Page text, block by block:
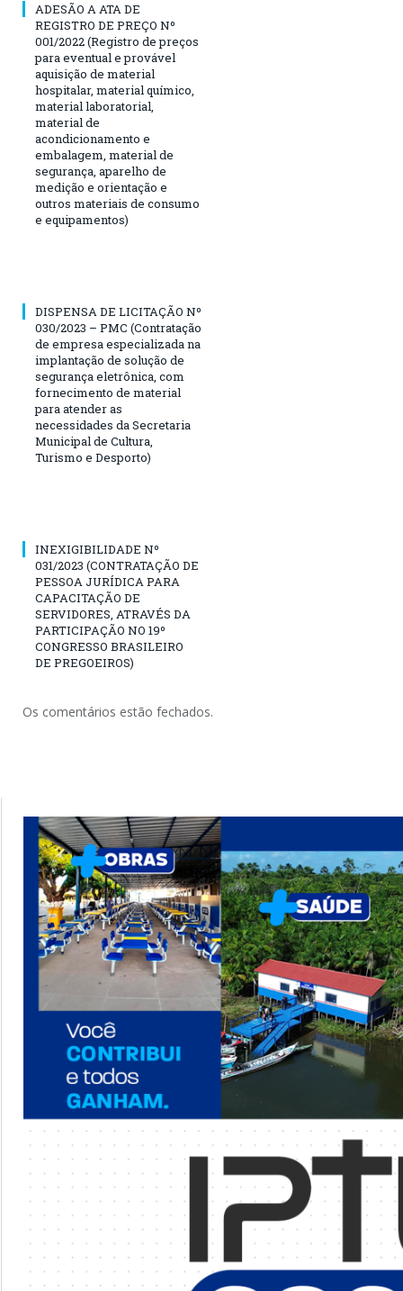
ADESÃO A ATA DE
REGISTRO DE PREÇO Nº
001/2022 (Registro de preços
para eventual e provável
aquisição de material
hospitalar, material químico,
material laboratorial,
material de
acondicionamento e
embalagem, material de
segurança, aparelho de
medição e orientação e
outros materiais de consumo
e equipamentos)
DISPENSA DE LICITAÇÃO Nº
030/2023 – PMC (Contratação
de empresa especializada na
implantação de solução de
segurança eletrônica, com
fornecimento de material
para atender as
necessidades da Secretaria
Municipal de Cultura,
Turismo e Desporto)
INEXIGIBILIDADE Nº
031/2023 (CONTRATAÇÃO DE
PESSOA JURÍDICA PARA
CAPACITAÇÃO DE
SERVIDORES, ATRAVÉS DA
PARTICIPAÇÃO NO 19º
CONGRESSO BRASILEIRO
DE PREGOEIROS)
Os comentários estão fechados.